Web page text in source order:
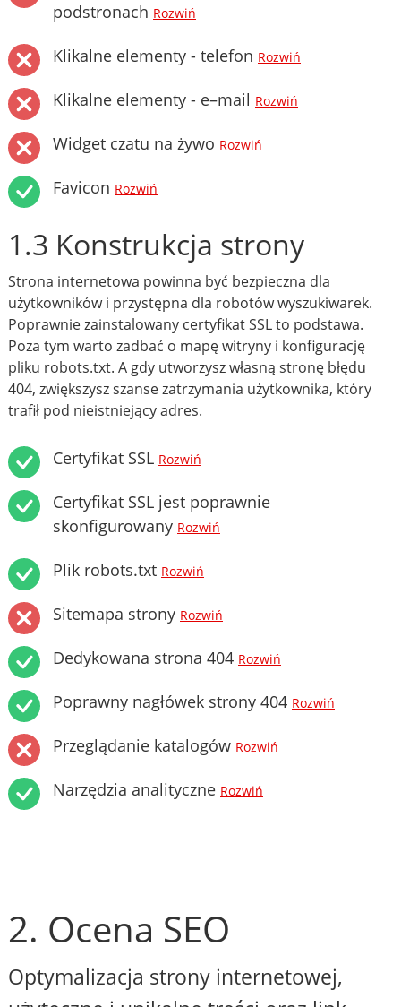
podstronach Rozwiń
Klikalne elementy - telefon Rozwiń
Klikalne elementy - e–mail Rozwiń
Widget czatu na żywo Rozwiń
Favicon Rozwiń
1.3 Konstrukcja strony
Strona internetowa powinna być bezpieczna dla
użytkowników i przystępna dla robotów wyszukiwarek.
Poprawnie zainstalowany certyfikat SSL to podstawa.
Poza tym warto zadbać o mapę witryny i konfigurację
pliku robots.txt. A gdy utworzysz własną stronę błędu
404, zwiększysz szanse zatrzymania użytkownika, który
trafił pod nieistniejący adres.
Certyfikat SSL Rozwiń
Certyfikat SSL jest poprawnie
skonfigurowany Rozwiń
Plik robots.txt Rozwiń
Sitemapa strony Rozwiń
Dedykowana strona 404 Rozwiń
Poprawny nagłówek strony 404 Rozwiń
Przeglądanie katalogów Rozwiń
Narzędzia analityczne Rozwiń
2. Ocena SEO
Optymalizacja strony internetowej,